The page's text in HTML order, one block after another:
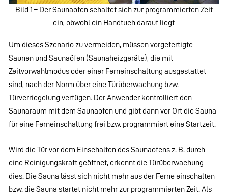
Bild 1 – Der Saunaofen schaltet sich zur programmierten Zeit
ein, obwohl ein Handtuch darauf liegt
Um dieses Szenario zu vermeiden, müssen vorgefertigte
Saunen und Saunaöfen (Saunaheizgeräte), die mit
Zeitvorwahlmodus oder einer Ferneinschaltung ausgestattet
sind, nach der Norm über eine Türüberwachung bzw.
Türverriegelung verfügen. Der Anwender kontrolliert den
Saunaraum mit dem Saunaofen und gibt dann vor Ort die Sauna
für eine Ferneinschaltung frei bzw. programmiert eine Startzeit.
Wird die Tür vor dem Einschalten des Saunaofens z. B. durch
eine Reinigungskraft geöffnet, erkennt die Türüberwachung
dies. Die Sauna lässt sich nicht mehr aus der Ferne einschalten
bzw. die Sauna startet nicht mehr zur programmierten Zeit. Als